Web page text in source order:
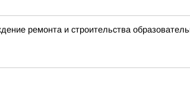
ремонта и строительства